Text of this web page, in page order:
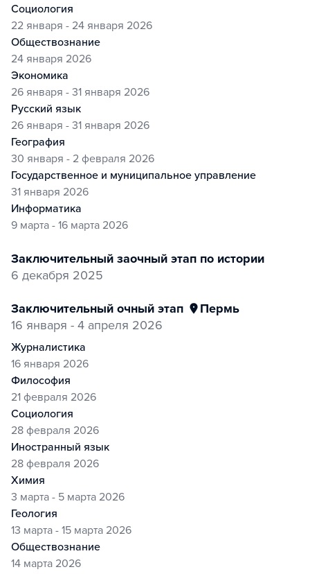
социология
22 января - 24 января 2026
обществознание
24 января 2026
экономика
26 января - 31 января 2026
русский язык
26 января - 31 января 2026
география
30 января - 2 февраля 2026
государственное и муниципальное управление
31 января 2026
информатика
9 марта - 16 марта 2026
заключительный заочный этап по истории
6 декабря 2025
заключительный очный этап
Пермь
16 января - 4 апреля 2026
журналистика
16 января 2026
философия
21 февраля 2026
социология
28 февраля 2026
иностранный язык
28 февраля 2026
химия
3 марта - 5 марта 2026
геология
13 марта - 15 марта 2026
обществознание
14 марта 2026